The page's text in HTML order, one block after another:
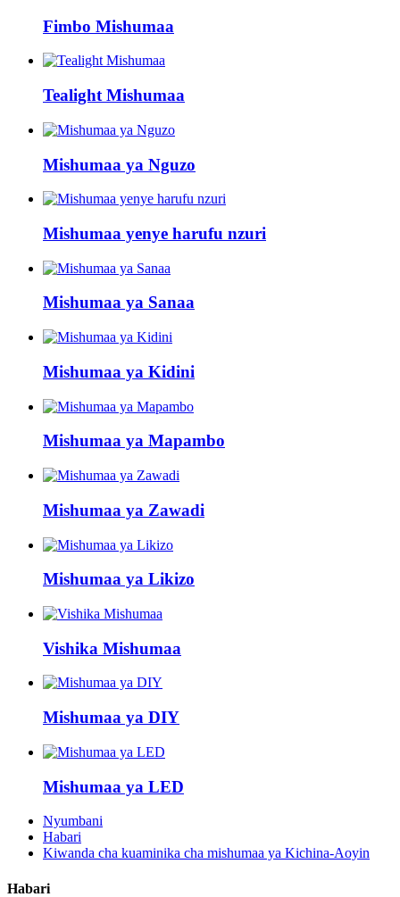
Fimbo Mishumaa
Tealight Mishumaa
Mishumaa ya Nguzo
Mishumaa yenye harufu nzuri
Mishumaa ya Sanaa
Mishumaa ya Kidini
Mishumaa ya Mapambo
Mishumaa ya Zawadi
Mishumaa ya Likizo
Vishika Mishumaa
Mishumaa ya DIY
Mishumaa ya LED
Nyumbani
Habari
Kiwanda cha kuaminika cha mishumaa ya Kichina-Aoyin
Habari